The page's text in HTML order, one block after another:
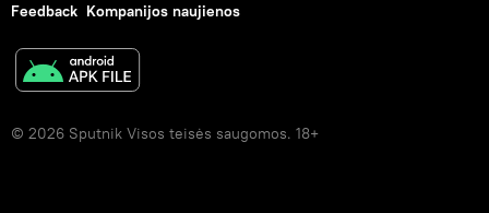
Feedback Kompanijos naujienos
© 2026 Sputnik Visos teisės saugomos. 18+